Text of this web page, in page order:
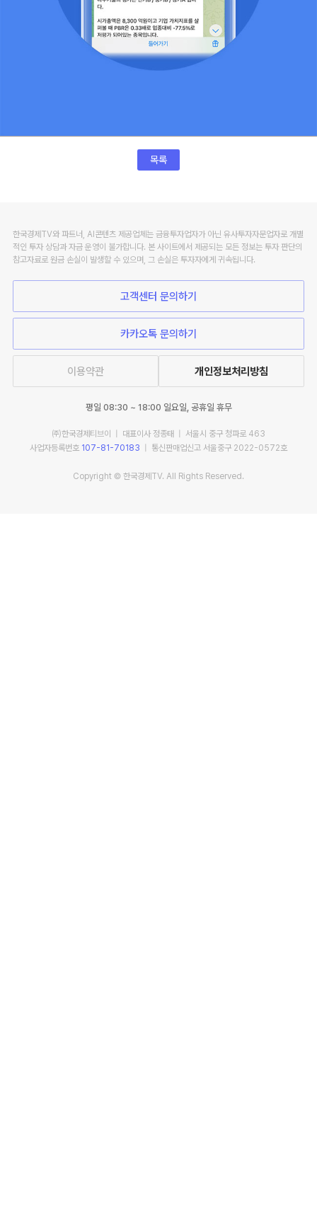
목록
한국경제TV와 파트너, AI콘텐츠 제공업체는 금융투자업자가 아닌 유사투자자문업자로 개별
적인 투자 상담과 자금 운영이 불가합니다. 본 사이트에서 제공되는 모든 정보는 투자 판단의
참고자료로 원금 손실이 발생할 수 있으며, 그 손실은 투자자에게 귀속됩니다.
고객센터 문의하기
카카오톡 문의하기
이용약관 개인정보처리방침
평일 08:30 ~ 18:00 일요일, 공휴일 휴무
㈜한국경제티브이 | 대표이사 정종태 | 서울시 중구 청파로 463
사업자등록번호 107-81-70183 | 통신판매업신고 서울중구 2022-0572호
Copyright © 한국경제TV. All Rights Reserved.